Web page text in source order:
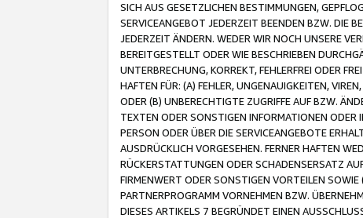
SICH AUS GESETZLICHEN BESTIMMUNGEN,
SERVICEANGEBOT JEDERZEIT BEENDEN BZW. DIE
JEDERZEIT ÄNDERN. WEDER WIR NOCH UNSERE
BEREITGESTELLT ODER WIE BESCHRIEBEN
UNTERBRECHUNG, KORREKT, FEHLERFREI ODER
HAFTEN FÜR: (A) FEHLER, UNGENAUIGKEITEN,
ODER (B) UNBERECHTIGTE ZUGRIFFE AUF BZW.
TEXTEN ODER SONSTIGEN INFORMATIONEN ODER
PERSON ODER ÜBER DIE SERVICEANGEBOTE
AUSDRÜCKLICH VORGESEHEN. FERNER HAFTEN
RÜCKERSTATTUNGEN ODER SCHADENSERSATZ
FIRMENWERT ODER SONSTIGEN VORTEILEN
PARTNERPROGRAMM VORNEHMEN BZW.
DIESES ARTIKELS 7 BEGRÜNDET EINEN